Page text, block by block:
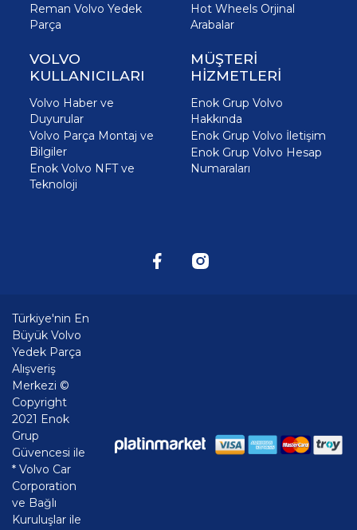
Reman Volvo Yedek
Parça
Hot Wheels Orjinal
Arabalar
VOLVO
KULLANICILARI
Volvo Haber ve
Duyurular
Volvo Parça Montaj ve
Bilgiler
Enok Volvo NFT ve
Teknoloji
MÜŞTERİ
HİZMETLERİ
Enok Grup Volvo
Hakkında
Enok Grup Volvo İletişim
Enok Grup Volvo Hesap
Numaraları
Türkiye'nin En
Büyük Volvo
Yedek Parça
Alışveriş
Merkezi ©
Copyright
2021 Enok
Grup
Güvencesi ile
* Volvo Car
Corporation
ve Bağlı
Kuruluşlar ile